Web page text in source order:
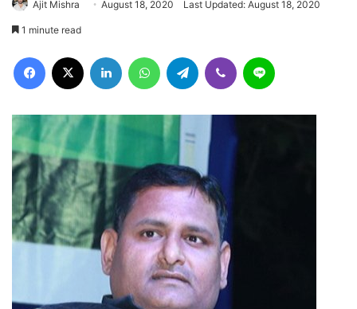
Ajit Mishra August 18, 2020 Last Updated: August 18, 2020
1 minute read
Facebook LinkedIn WhatsAppTelegram Viber